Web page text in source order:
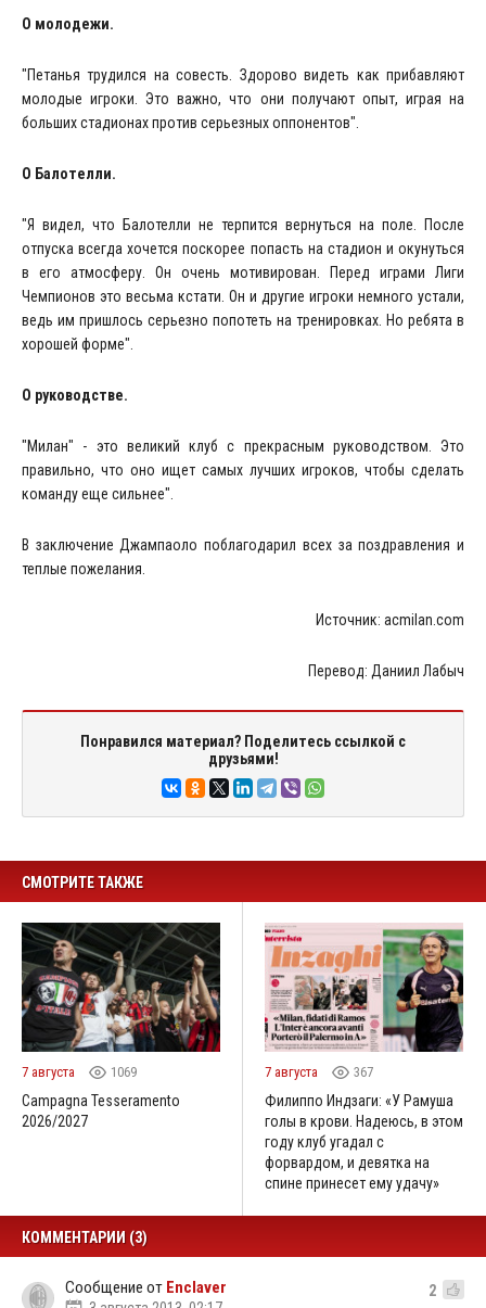
О молодежи.
"Петанья трудился на совесть. Здорово видеть как прибавляют
молодые игроки. Это важно, что они получают опыт, играя на
больших стадионах против серьезных оппонентов".
О Балотелли.
"Я видел, что Балотелли не терпится вернуться на поле. После
отпуска всегда хочется поскорее попасть на стадион и окунуться
в его атмосферу. Он очень мотивирован. Перед играми Лиги
Чемпионов это весьма кстати. Он и другие игроки немного устали,
ведь им пришлось серьезно попотеть на тренировках. Но ребята в
хорошей форме".
О руководстве.
"Милан" - это великий клуб с прекрасным руководством. Это
правильно, что оно ищет самых лучших игроков, чтобы сделать
команду еще сильнее".
В заключение Джампаоло поблагодарил всех за поздравления и
теплые пожелания.
Источник: acmilan.com
Перевод: Даниил Лабыч
Понравился материал? Поделитесь ссылкой с
друзьями!
СМОТРИТЕ ТАКЖЕ
7 августа 1069
Campagna Tesseramento
2026/2027
7 августа 367
Филиппо Индзаги: «У Рамуша
голы в крови. Надеюсь, в этом
году клуб угадал с
форвардом, и девятка на
спине принесет ему удачу»
КОММЕНТАРИИ (3)
Сообщение от Enclaver 2